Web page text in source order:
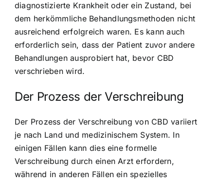
diagnostizierte Krankheit oder ein Zustand, bei
dem herkömmliche Behandlungsmethoden nicht
ausreichend erfolgreich waren. Es kann auch
erforderlich sein, dass der Patient zuvor andere
Behandlungen ausprobiert hat, bevor CBD
verschrieben wird.
Der Prozess der Verschreibung
Der Prozess der Verschreibung von CBD variiert
je nach Land und medizinischem System. In
einigen Fällen kann dies eine formelle
Verschreibung durch einen Arzt erfordern,
während in anderen Fällen ein spezielles